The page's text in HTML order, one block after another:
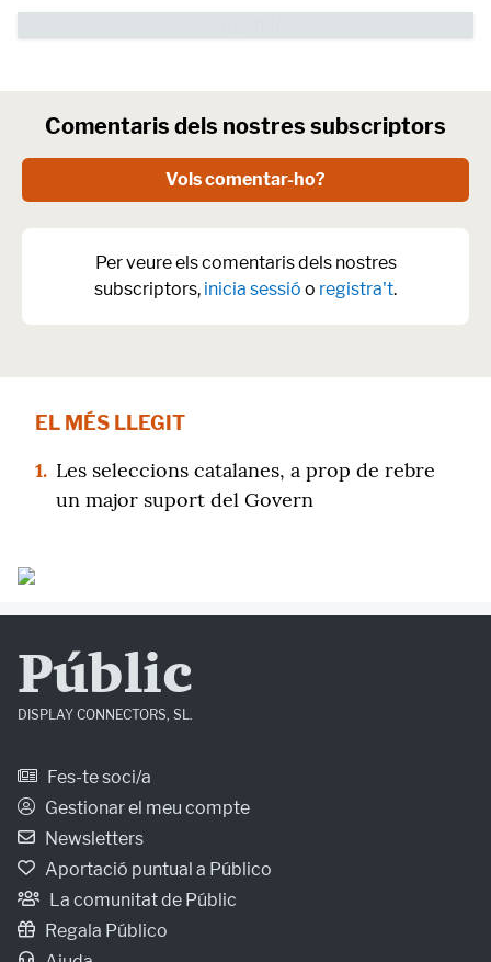
Comentaris dels nostres subscriptors
Vols comentar-ho?
Per veure els comentaris dels nostres
subscriptors, inicia sessió o registra't.
EL MÉS LLEGIT
1. Les seleccions catalanes, a prop de rebre
un major suport del Govern
Públic
DISPLAY CONNECTORS, SL.
Fes-te soci/a
Gestionar el meu compte
Newsletters
Aportació puntual a Público
La comunitat de Públic
Regala Público